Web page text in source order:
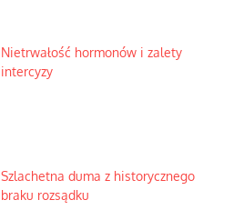
Nietrwałość hormonów i zalety
intercyzy
Szlachetna duma z historycznego
braku rozsądku